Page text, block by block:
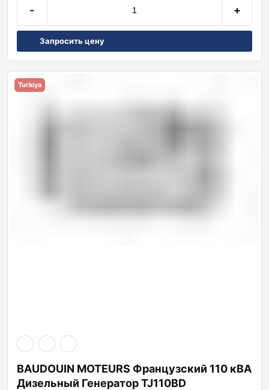
- +
Запросить цену
Turkiya
BAUDOUIN MOTEURS Французский 110 кВА
Дизельный Генератор TJ110BD